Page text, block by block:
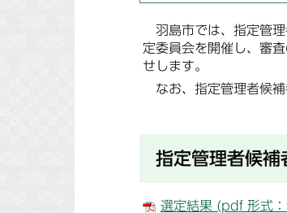
羽島市では、指定管理
定委員会を開催し、審
せします。
なお、指定管理者候補
指定管理者候補
選定結果 (pdf 形式